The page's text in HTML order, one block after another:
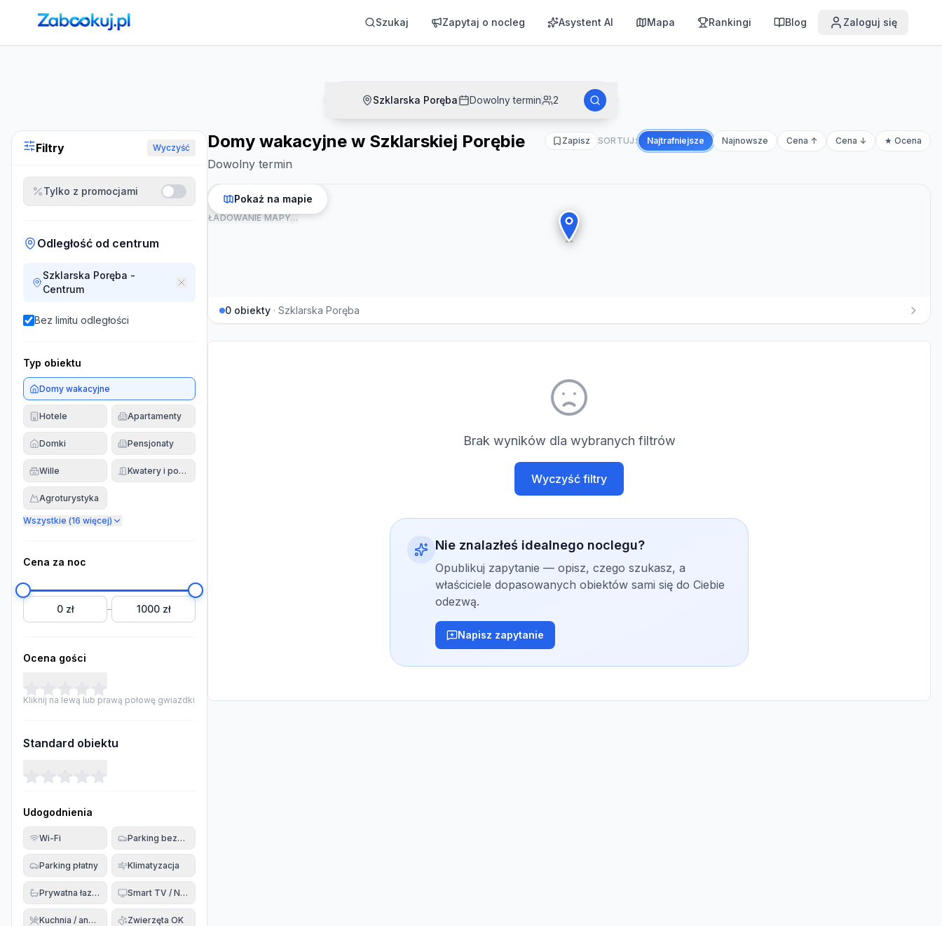
Strona główna ›Noclegi Szukaj Zapytaj o nocleg Asystent AI Mapa Rankingi Blog Zaloguj się
Szklarska Poręba Dowolny termin 2
Filtry Wyczyść
Tylko z promocjami
Odległość od centrum
Szklarska Poręba -
Centrum
Bez limitu odległości
Typ obiektu
Domy wakacyjne
Hotele Apartamenty
Domki Pensjonaty
Wille Kwatery i pokoje
Agroturystyka
Wszystkie (16 więcej)
Cena za noc
0 zł – 1000 zł
Ocena gości
Kliknij na lewą lub prawą połowę gwiazdki
Standard obiektu
Udogodnienia
Wi-Fi Parking bezpłatny
Parking płatny Klimatyzacja
Prywatna łazienka Smart TV / Netflix
Kuchnia / aneks Zwierzęta OK
Domy wakacyjne w Szklarskiej Porębie
Dowolny termin
Zapisz SORTUJ: Najtrafniejsze Najnowsze Cena ↑ Cena ↓ ★ Ocena
ŁADOWANIE MAPY…
Pokaż na mapie
0 obiekty · Szklarska Poręba
Brak wyników dla wybranych filtrów
Wyczyść filtry
Nie znalazłeś idealnego noclegu?
Opublikuj zapytanie — opisz, czego szukasz, a
właściciele dopasowanych obiektów sami się do Ciebie
odezwą.
Napisz zapytanie